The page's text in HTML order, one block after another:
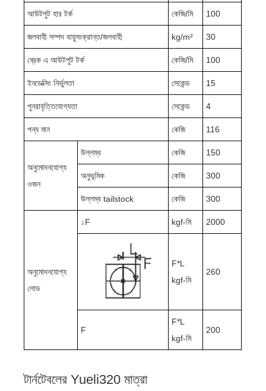
আউটপুট হার টর্ক কেজি/মি 100
জলবাহী সম্পদ বায়ুসংক্রান্ত/জলবাহী kg/m² 30
ব্রেক এ আউটপুট টর্ক কেজি/মি 100
ইনডেক্সিং নির্ভুলতা সেকেন্ড 15
পুনরাবৃত্তিযোগ্যতা সেকেন্ড 4
পন্য মান কেজি 116
অনুমোদনযোগ্য
ওজন
উল্লম্ব কেজি 150
অনুভূমিক কেজি 300
উল্লম্ব tailstock কেজি 300
অনুমোদনযোগ্য
লোড
↓F kgf-মি 2000
F*L
kgf-মি
260
F
F*L
kgf-মি
200
টার্নটেবলের Yueli320 মাত্রা